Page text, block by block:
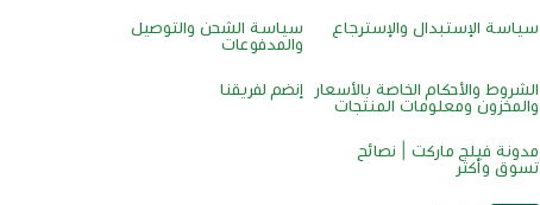
سياسة الإستبدال والإسترجاع
سياسة الشحن والتوصيل
والمدفوعات
الشروط والأحكام الخاصة بالأسعار
والمخزون ومعلومات المنتجات
إنضم لفريقنا
مدونة فيلج ماركت | نصائح
تسوق وأكثر